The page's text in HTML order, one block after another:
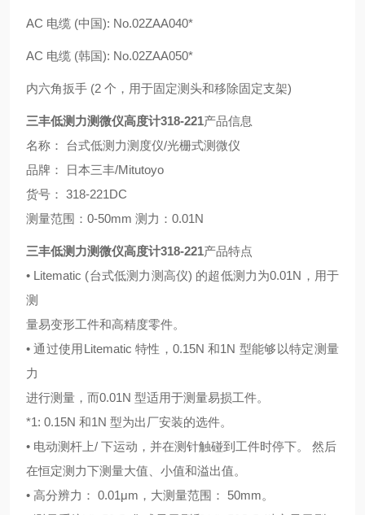
AC 电缆 (中国): No.02ZAA040*
AC 电缆 (韩国): No.02ZAA050*
内六角扳手 (2 个，用于固定测头和移除固定支架)
三丰低测力测微仪高度计318-221产品信息
名称： 台式低测力测度仪/光栅式测微仪
品牌： 日本三丰/Mitutoyo
货号： 318-221DC
测量范围：0-50mm 测力：0.01N
三丰低测力测微仪高度计318-221产品特点
• Litematic (台式低测力测高仪) 的超低测力为0.01N，用于
测
量易变形工件和高精度零件。
• 通过使用Litematic 特性，0.15N 和1N 型能够以特定测量
力
进行测量，而0.01N 型适用于测量易损工件。
*1: 0.15N 和1N 型为出厂安装的选件。
• 电动测杆上/ 下运动，并在测针触碰到工件时停下。 然后
在恒定测力下测量大值、小值和溢出值。
• 高分辨力： 0.01μm，大测量范围： 50mm。